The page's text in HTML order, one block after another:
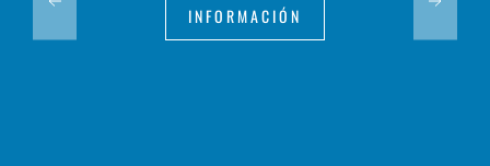
INFORMACIÓN